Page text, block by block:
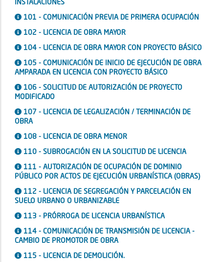
INSTALACIONES
101 - COMUNICACIÓN PREVIA DE PRIMERA OCUPACIÓN
102 - LICENCIA DE OBRA MAYOR
104 - LICENCIA DE OBRA MAYOR CON PROYECTO BÁSICO
105 - COMUNICACIÓN DE INICIO DE EJECUCIÓN DE OBRA
AMPARADA EN LICENCIA CON PROYECTO BÁSICO
106 - SOLICITUD DE AUTORIZACIÓN DE PROYECTO
MODIFICADO
107 - LICENCIA DE LEGALIZACIÓN / TERMINACIÓN DE
OBRA
108 - LICENCIA DE OBRA MENOR
110 - SUBROGACIÓN EN LA SOLICITUD DE LICENCIA
111 - AUTORIZACIÓN DE OCUPACIÓN DE DOMINIO
PÚBLICO POR ACTOS DE EJECUCIÓN URBANÍSTICA (OBRAS)
112 - LICENCIA DE SEGREGACIÓN Y PARCELACIÓN EN
SUELO URBANO O URBANIZABLE
113 - PRÓRROGA DE LICENCIA URBANÍSTICA
114 - COMUNICACIÓN DE TRANSMISIÓN DE LICENCIA -
CAMBIO DE PROMOTOR DE OBRA
115 - LICENCIA DE DEMOLICIÓN.